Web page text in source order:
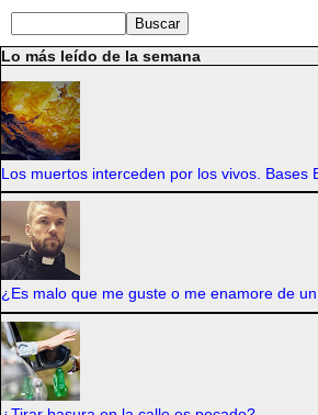
Lo más leído de la semana
Los muertos interceden por los vivos. Bases
¿Es malo que me guste o me enamore de